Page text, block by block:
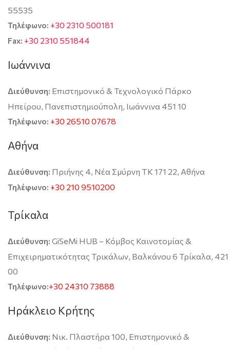
55535
Τηλέφωνο: +30 2310 500181
Fax: +30 2310 551844
Ιωάννινα
Διεύθυνση: Επιστημονικό & Τεχνολογικό Πάρκο
Ηπείρου, Πανεπιστημιούπολη, Ιωάννινα 451 10
Τηλέφωνο: +30 26510 07678
Αθήνα
Διεύθυνση: Πριήνης 4, Νέα Σμύρνη TK 171 22, Αθήνα
Τηλέφωνο: +30 210 9510200
Τρίκαλα
Διεύθυνση: GiSeMi HUB – Κόμβος Καινοτομίας &
Επιχειρηματικότητας Τρικάλων, Βαλκάνου 6 Τρίκαλα, 421
00
Τηλέφωνο:+30 24310 73888
Ηράκλειο Κρήτης
Διεύθυνση: Νικ. Πλαστήρα 100, Επιστημονικό &